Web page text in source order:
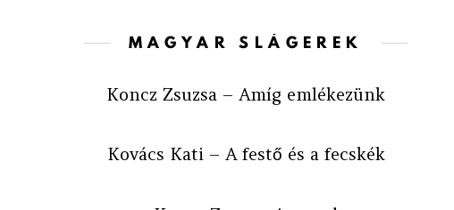
MAGYAR SLÁGEREK
Koncz Zsuzsa – Amíg emlékezünk
Kovács Kati – A festő és a fecskék